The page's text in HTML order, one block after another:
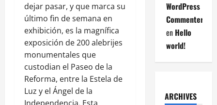
dejar pasar, y que marca su
último fin de semana en
exhibición, es la magnífica
exposición de 200 alebrijes
monumentales que
custodian el Paseo de la
Reforma, entre la Estela de
Luz y el Ángel de la
WordPress
Commenter
en Hello
world!
ARCHIVES